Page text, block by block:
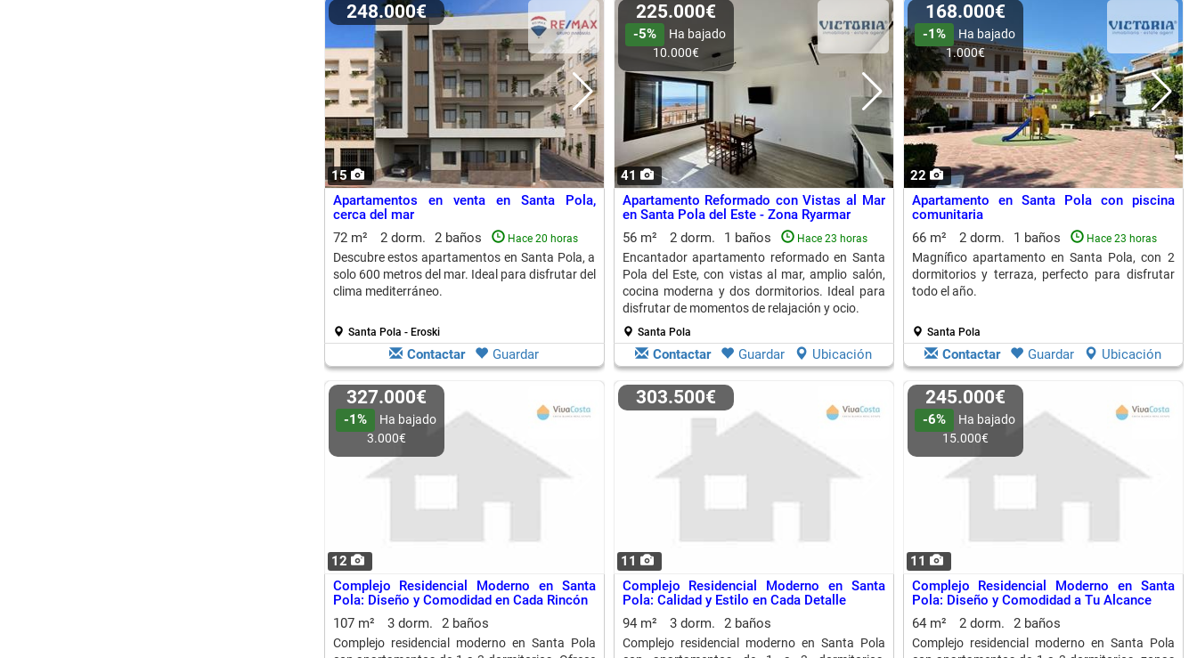
15
248.000€
Apartamentos en venta en Santa Pola,
cerca del mar
72 m²
2 dorm. 2 baños Hace 20 horas
Descubre estos apartamentos en Santa Pola, a
solo 600 metros del mar. Ideal para disfrutar del
clima mediterráneo.
Santa Pola - Eroski
Contactar Guardar
41
225.000€
-5%
Ha bajado
10.000€
Apartamento Reformado con Vistas al Mar
en Santa Pola del Este - Zona Ryarmar
56 m²
2 dorm. 1 baños Hace 23 horas
Encantador apartamento reformado en Santa
Pola del Este, con vistas al mar, amplio salón,
cocina moderna y dos dormitorios. Ideal para
disfrutar de momentos de relajación y ocio.
Santa Pola
Contactar Guardar Ubicación
22
168.000€
-1%
Ha bajado
1.000€
Apartamento en Santa Pola con piscina
comunitaria
66 m²
2 dorm. 1 baños Hace 23 horas
Magnífico apartamento en Santa Pola, con 2
dormitorios y terraza, perfecto para disfrutar
todo el año.
Santa Pola
Contactar Guardar Ubicación
12
327.000€
-1%
Ha bajado
3.000€
Complejo Residencial Moderno en Santa
Pola: Diseño y Comodidad en Cada Rincón
107 m²
3 dorm. 2 baños
Complejo residencial moderno en Santa Pola
11
303.500€
Complejo Residencial Moderno en Santa
Pola: Calidad y Estilo en Cada Detalle
94 m²
3 dorm. 2 baños
Complejo residencial moderno en Santa Pola
11
245.000€
-6%
Ha bajado
15.000€
Complejo Residencial Moderno en Santa
Pola: Diseño y Comodidad a Tu Alcance
64 m²
2 dorm. 2 baños
Complejo residencial moderno en Santa Pola